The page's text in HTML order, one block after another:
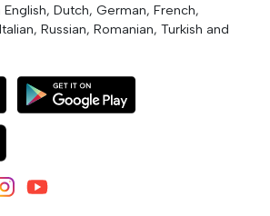
Dutch, German, French,
Russian, Romanian, Turkish and